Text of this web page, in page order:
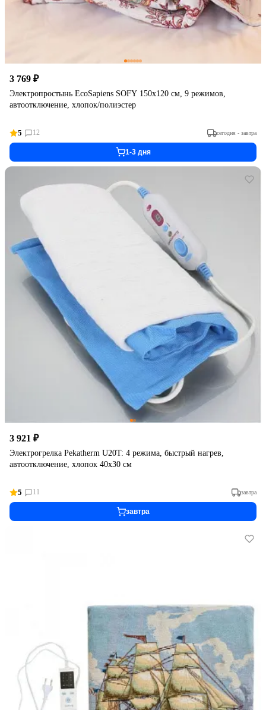
3 769 ₽
Электропростынь EcoSapiens SOFY 150х120 см, 9 режимов,
автоотключение, хлопок/полиэстер
5 12 сегодня - завтра
1-3 дня
3 921 ₽
Электрогрелка Pekatherm U20T: 4 режима, быстрый нагрев,
автоотключение, хлопок 40x30 см
5 11 завтра
завтра